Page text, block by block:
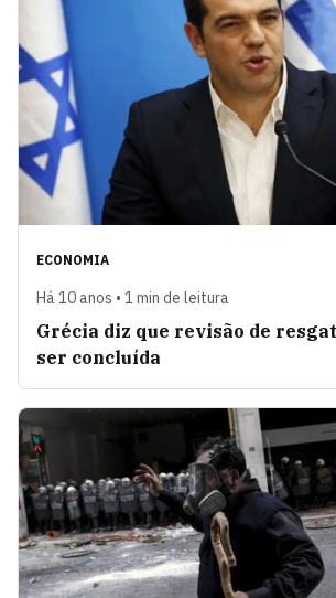
ECONOMIA
Há 10 anos • 1 min de leitura
Grécia diz que revisão de
ser concluída